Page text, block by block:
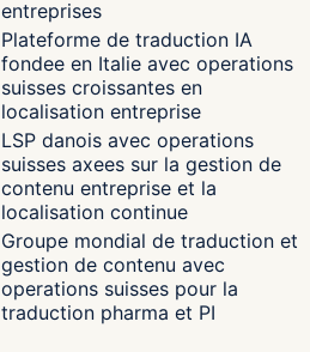
entreprises
Plateforme de traduction IA
fondee en Italie avec operations
suisses croissantes en
localisation entreprise
LSP danois avec operations
suisses axees sur la gestion de
contenu entreprise et la
localisation continue
Groupe mondial de traduction et
gestion de contenu avec
operations suisses pour la
traduction pharma et PI